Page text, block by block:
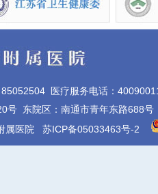
医疗服务电话：
号 东院区：南通市青年东路688号
属医院 苏ICP备05033463号-2